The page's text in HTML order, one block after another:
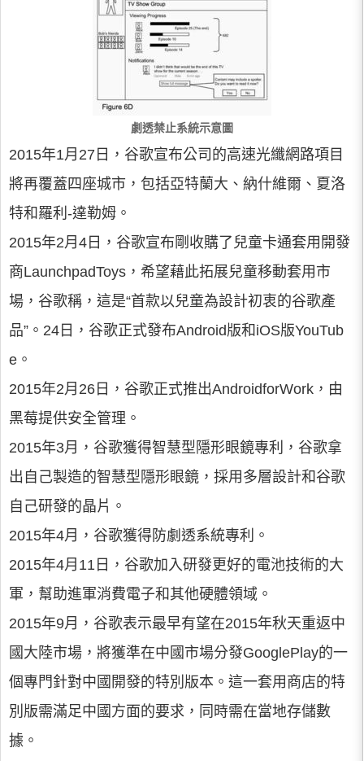
劇透禁止系統示意圖
2015年1月27日，谷歌宣布公司的高速光纖網路項目
將再覆蓋四座城市，包括亞特蘭大、納什維爾、夏洛
特和羅利-達勒姆。
2015年2月4日，谷歌宣布剛收購了兒童卡通套用開發
商LaunchpadToys，希望藉此拓展兒童移動套用市
場，谷歌稱，這是“首款以兒童為設計初衷的谷歌產
品”。24日，谷歌正式發布Android版和iOS版YouTub
e。
2015年2月26日，谷歌正式推出AndroidforWork，由
黑莓提供安全管理。
2015年3月，谷歌獲得智慧型隱形眼鏡專利，谷歌拿
出自己製造的智慧型隱形眼鏡，採用多層設計和谷歌
自己研發的晶片。
2015年4月，谷歌獲得防劇透系統專利。
2015年4月11日，谷歌加入研發更好的電池技術的大
軍，幫助進軍消費電子和其他硬體領域。
2015年9月，谷歌表示最早有望在2015年秋天重返中
國大陸市場，將獲準在中國市場分發GooglePlay的一
個專門針對中國開發的特別版本。這一套用商店的特
別版需滿足中國方面的要求，同時需在當地存儲數
據。